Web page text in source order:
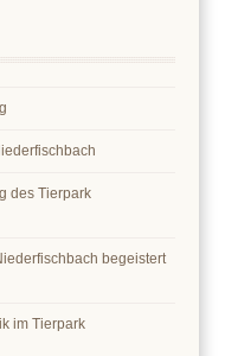
des Tierpark
begeistert
im Tierpark